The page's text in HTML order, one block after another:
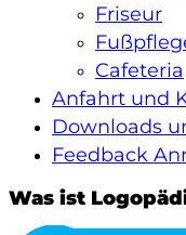
Friseur
Cafeteria
Anfahrt und
Downloads
Feedback
Was ist